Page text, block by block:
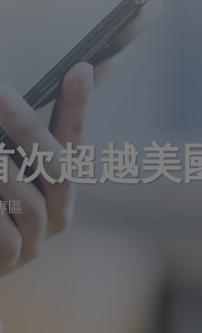
超越美
區